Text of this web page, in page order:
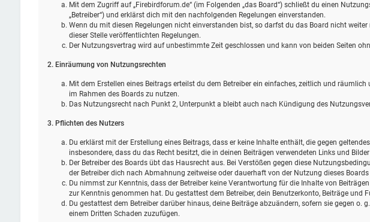
Mit dem Zugriff auf „Firebirdforum.de“ (im Folgenden „das Board“) schließt du einen
„Betreiber“) und erklärst dich mit den nachfolgenden Regelungen einverstanden.
Wenn du mit diesen Regelungen nicht einverstanden bist, so darfst du das Board nicht
dieser Stelle veröffentlichten Regelungen.
Der Nutzungsvertrag wird auf unbestimmte Zeit geschlossen und kann von beiden Seiten
2. Einräumung von Nutzungsrechten
Mit dem Erstellen eines Beitrags erteilst du dem Betreiber ein einfaches, zeitlich und
im Rahmen des Boards zu nutzen.
Das Nutzungsrecht nach Punkt 2, Unterpunkt a bleibt auch nach Kündigung des
3. Pflichten des Nutzers
Du erklärst mit der Erstellung eines Beitrags, dass er keine Inhalte enthält, die gegen
insbesondere, dass du das Recht besitzt, die in deinen Beiträgen verwendeten Links und
Der Betreiber des Boards übt das Hausrecht aus. Bei Verstößen gegen diese
der Betreiber dich nach Abmahnung zeitweise oder dauerhaft von der Nutzung dieses
Du nimmst zur Kenntnis, dass der Betreiber keine Verantwortung für die Inhalte von
zur Kenntnis genommen hat. Du gestattest dem Betreiber, dein Benutzerkonto, Beiträge und
Du gestattest dem Betreiber darüber hinaus, deine Beiträge abzuändern, sofern sie gegen o.
einem Dritten Schaden zuzufügen.